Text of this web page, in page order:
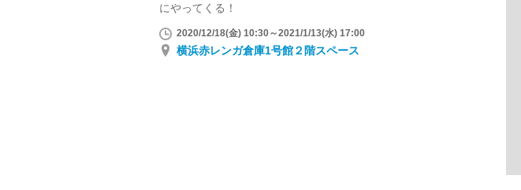
にやってくる！
2020/12/18(金) 10:30～2021/1/13(水) 17:00
横浜赤レンガ倉庫1号館２階スペース